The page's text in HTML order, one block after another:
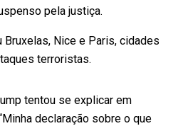
pela justiça.
Bruxelas, Nice e Paris, cidades
terroristas.
tentou se explicar em
declaração sobre o que